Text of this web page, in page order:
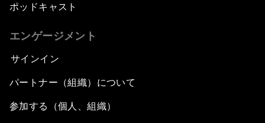
ポッドキャスト
エンゲージメント
サインイン
パートナー（組織）について
参加する（個人、組織）